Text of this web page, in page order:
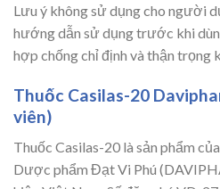
Lưu ý không sử dụng cho người
hướng dẫn sử dụng trước khi
hợp chống chỉ định và thận trọng
Thuốc Casilas-20
viên)
Thuốc Casilas-20 là sản phẩm
Dược phẩm Đạt Vi Phú